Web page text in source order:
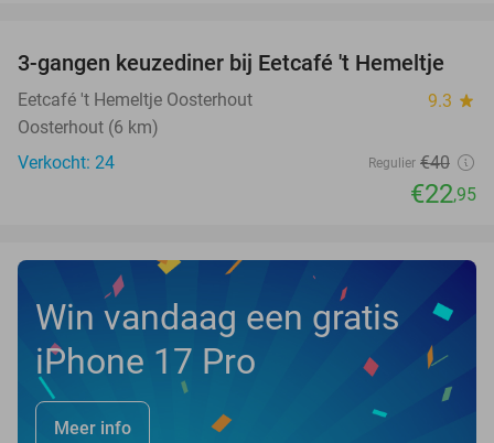
43%
3-gangen keuzediner bij Eetcafé 't Hemeltje
Eetcafé 't Hemeltje Oosterhout 9.3 star
Oosterhout (6 km)
Verkocht: 24
Regulier €40
€22,95
Win vandaag een gratis
iPhone 17 Pro
Meer info